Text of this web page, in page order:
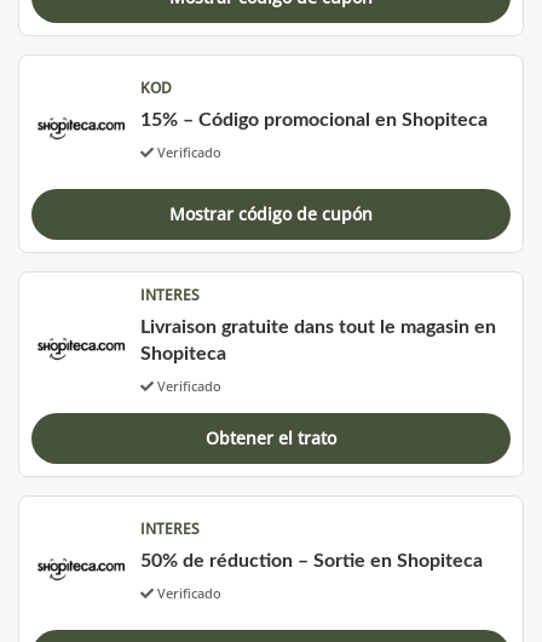
KOD
15% – Código promocional en Shopiteca
Verificado
Mostrar código de cupón
INTERES
Livraison gratuite dans tout le magasin en
Shopiteca
Verificado
Obtener el trato
INTERES
50% de réduction – Sortie en Shopiteca
Verificado